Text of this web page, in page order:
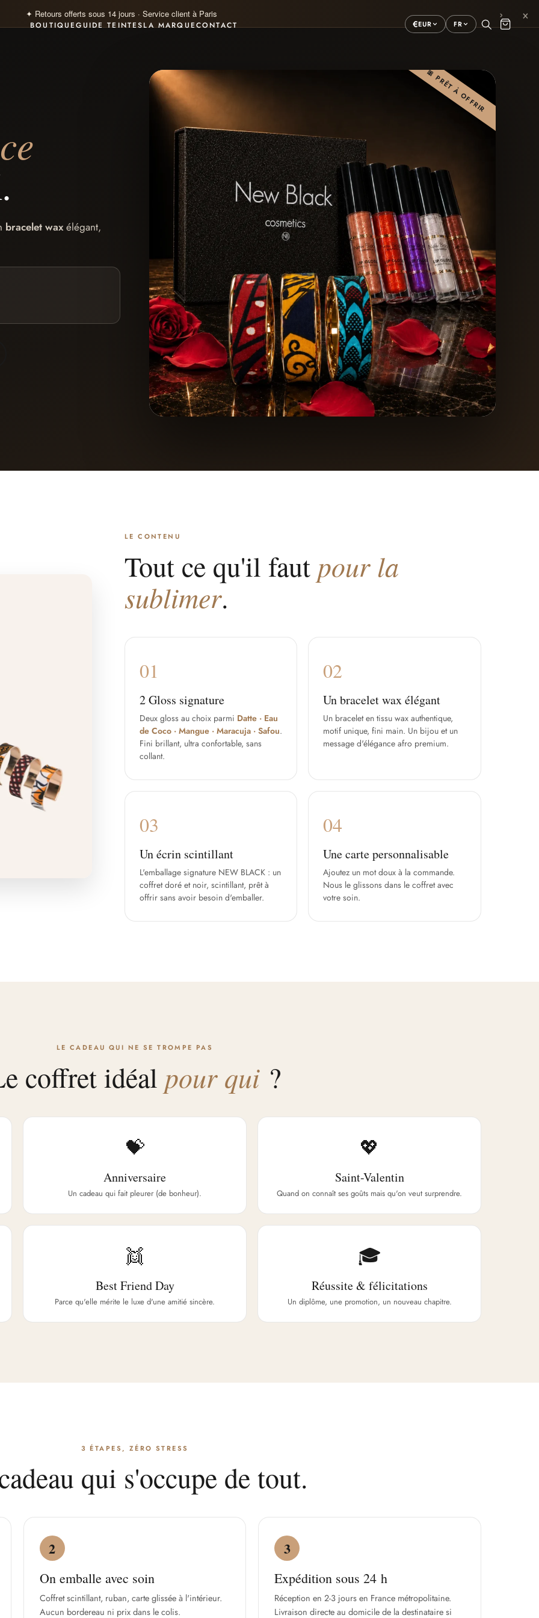
✦ Paiement 100% sécurisé · Visa · Mastercard · Klarna 4× › ×
BOUTIQUEGUIDE TEINTESLA MARQUECONTACT €EUR FR
bracelet waxélégant,
🎀 PRÊT À OFFRIR
LE CONTENU
Tout ce qu'il faut pour la
sublimer.
01
2 Gloss signature
Deux gloss au choix parmi Datte · Eau
de Coco · Mangue · Maracuja · Safou.
Fini brillant, ultra confortable, sans
collant.
02
Un bracelet wax élégant
Un bracelet en tissu wax authentique,
motif unique, fini main. Un bijou et un
message d'élégance afro premium.
03
Un écrin scintillant
L'emballage signature NEW BLACK : un
coffret doré et noir, scintillant, prêt à
offrir sans avoir besoin d'emballer.
04
Une carte personnalisable
Ajoutez un mot doux à la commande.
Nous le glissons dans le coffret avec
votre soin.
LE CADEAU QUI NE SE TROMPE PAS
coffret idéal pour qui?
💝
Anniversaire
Un cadeau qui fait pleurer (de bonheur).
💖
Saint-Valentin
Quand on connaît ses goûts mais qu'on veut surprendre.
👯
Best Friend Day
Parce qu'elle mérite le luxe d'une amitié sincère.
🎓
Réussite & félicitations
Un diplôme, une promotion, un nouveau chapitre.
3 ÉTAPES, ZÉRO STRESS
qui s'occupe de tout.
2
On emballe avec soin
Coffret scintillant, ruban, carte glissée à l'intérieur.
Aucun bordereau ni prix dans le colis.
3
Expédition sous 24 h
Réception en 2-3 jours en France métropolitaine.
Livraison directe au domicile de la destinataire si